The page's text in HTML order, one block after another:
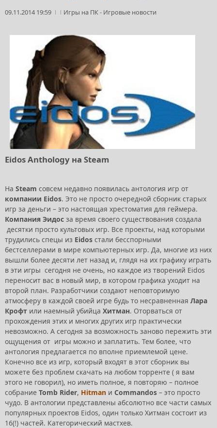
09.11.2014 19:59 Игры на ПК- Игровые новости
Eidos Anthology на Steam
На Steam совсем недавно появилась антология игр от
компании Eidos. Это не просто очередной сборник старых
игр за деньги – это настоящая хрестоматия для геймера.
Компания Эидос за время своего существования создала
десятки просто культовых игр. Все проекты, над которыми
трудились спецы из Eidos стали бесспорными
бестселлерами в мире компьютерных игр. Да, многие из них
вышли более десяти лет назад и, глядя на их графику играть
в эти игры сегодня не очень, но каждое из творений Eidos
переносит вас в новый мир, в котором графика уходит на
второй план. Разработчики создают неповторимую
атмосферу в каждой своей игре будь то несравненная Лара
Крофт или наемный убийца Хитман. Оторваться от
прохождения этих и многих других игр практически
невозможно. А сегодня за возможность заново пережить эти
ощущения от игры можно и заплатить. Тем более, что
антология предлагается по вполне приемлемой цене.
Конечно все из игр, который входят в этот сборник вы
можете без проблем скачать на любом торренте ( я вам
этого не говорил), но иметь полное, я повторяю – полное
собрание Tomb Rider, Hitman и Commandos – это просто
чудо. В антологии представлены абсолютно все части самых
популярных проектов Eidos, один только Хитман состоит из
16(!) частей. Категорический мастхев.